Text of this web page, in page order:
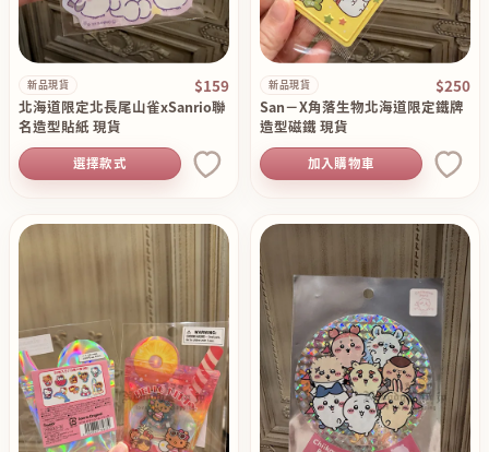
新品現貨 $159
北海道限定北長尾山雀xSanrio聯
名造型貼紙 現貨
選擇款式
新品現貨 $250
San－X角落生物北海道限定鐵牌
造型磁鐵 現貨
加入購物車